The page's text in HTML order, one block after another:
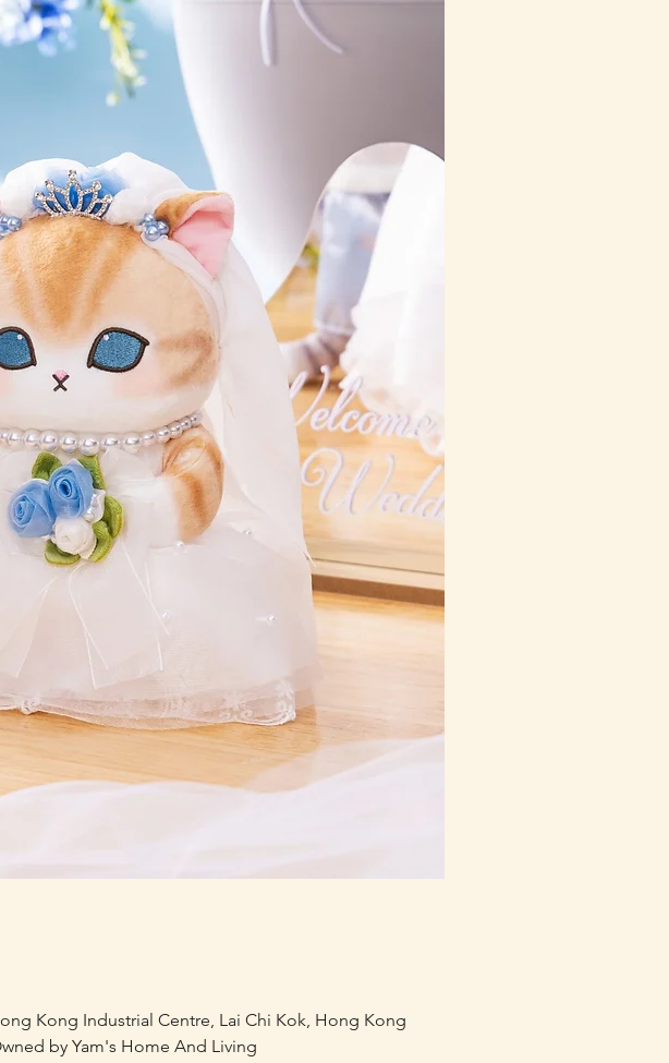
Kong Industrial Centre, Lai Chi Kok, Hong Kong
by Yam's Home And Living